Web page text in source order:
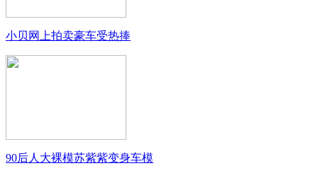
小贝网上拍卖豪车受热捧
90后人大裸模苏紫紫变身车模